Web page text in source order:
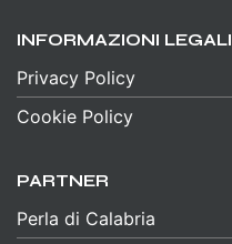
INFORMAZIONI LEGALI
Privacy Policy
Cookie Policy
PARTNER
Perla di Calabria